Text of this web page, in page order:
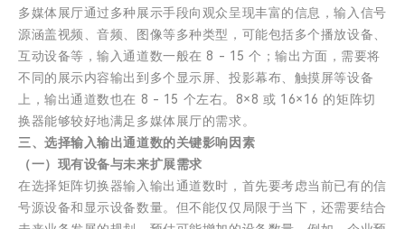
多媒体展厅通过多种展示手段向观众呈现丰富的信息，输入信号
源涵盖视频、音频、图像等多种类型，可能包括多个播放设备、
互动设备等，输入通道数一般在 8 - 15 个；输出方面，需要将
不同的展示内容输出到多个显示屏、投影幕布、触摸屏等设备
上，输出通道数也在 8 - 15 个左右。8×8 或 16×16 的矩阵切
换器能够较好地满足多媒体展厅的需求。
三、选择输入输出通道数的关键影响因素
（一）现有设备与未来扩展需求
在选择矩阵切换器输入输出通道数时，首先要考虑当前已有的信
号源设备和显示设备数量。但不能仅仅局限于当下，还需要结合